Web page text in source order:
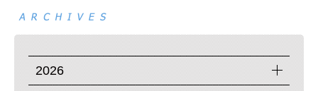
2026